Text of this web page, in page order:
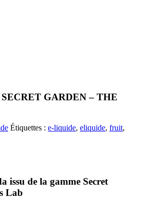
GARDEN – THE
Étiquettes : e-liquide, eliquide, fruit,
issu de la gamme Secret
Lab